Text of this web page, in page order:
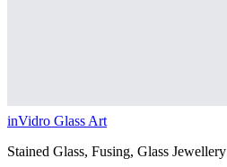
inVidro Glass Art
Stained Glass, Fusing, Glass Jewellery